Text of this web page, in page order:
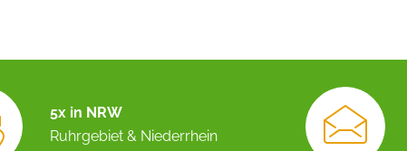
5x in NRW
Ruhrgebiet & Niederrhein